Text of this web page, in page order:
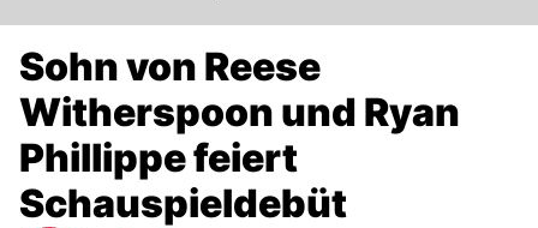
Sohn von Reese
Witherspoon und Ryan
Phillippe feiert
Schauspieldebüt